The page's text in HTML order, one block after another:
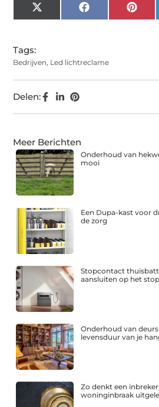
X
(Twitter)
Facebook
Tags:
Bedrijven, Led lichtreclame
Delen:
Meer Berichten
Onderhoud van
mooi
Een Dupa-kast voor
de zorg
Stopcontact
aansluiten op het
Onderhoud van
levensduur van je
Zo denkt een
woninginbraak